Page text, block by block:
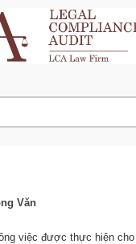
Văn
việc được thực hiện cho